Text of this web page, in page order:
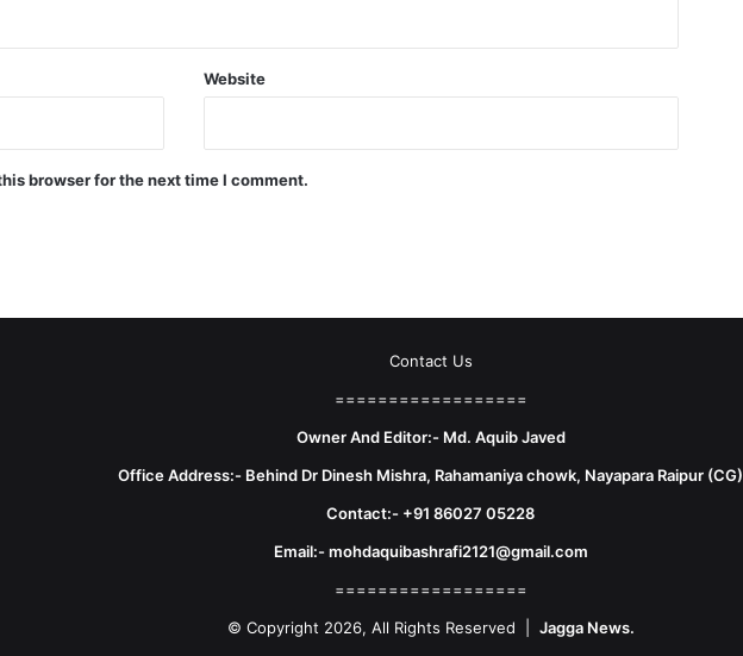
Website
browser for the next time I comment.
Contact Us
==================
Owner And Editor:- Md. Aquib Javed
Office Address:- Behind Dr Dinesh Mishra, Rahamaniya chowk, Nayapara Raipur (CG)
Contact:- +91 86027 05228
Email:- mohdaquibashrafi2121@gmail.com
==================
© Copyright 2026, All Rights Reserved | Jagga News.